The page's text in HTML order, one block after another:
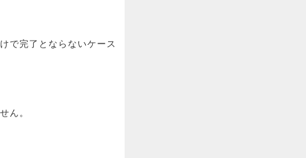
で完了とならないケース
ん。